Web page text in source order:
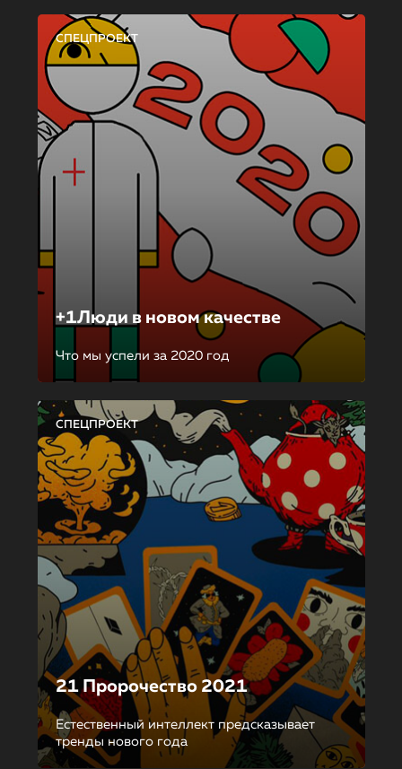
СПЕЦПРОЕКТ
+1Люди в новом качестве
Что мы успели за 2020 год
СПЕЦПРОЕКТ
21 Пророчество 2021
Естественный интеллект предсказывает
тренды нового года